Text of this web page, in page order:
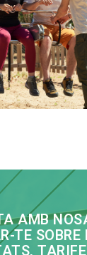
AMB
TE SOBRE